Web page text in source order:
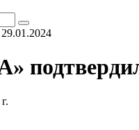
29.01.2024